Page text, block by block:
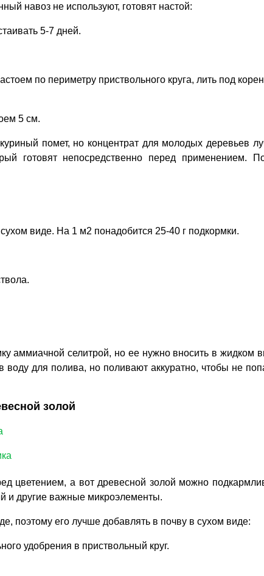
навоз не используют, готовят настой:
5-7 дней.
по периметру приствольного круга, лить под
5 см.
помет, но концентрат для молодых деревьев
готовят непосредственно перед применением.
виде. На 1 м2 понадобится 25-40 г подкормки.
аммиачной селитрой, но ее нужно вносить в жидком
для полива, но поливают аккуратно, чтобы не
золой
цветением, а вот древесной золой можно
и другие важные микроэлементы.
поэтому его лучше добавлять в почву в сухом виде:
удобрения в приствольный круг.